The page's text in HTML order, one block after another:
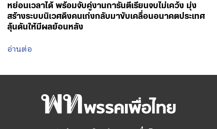
หย่อนเวลาได้ พร้อมจับคู่งานการันตีเรียนจบไม่เคว้ง มุ่ง
สร้างระบบนิเวศดึงคนเก่งกลับมาขับเคลื่อนอนาคตประเทศ
ลุ้นดันให้มีผลย้อนหลัง
อ่านต่อ